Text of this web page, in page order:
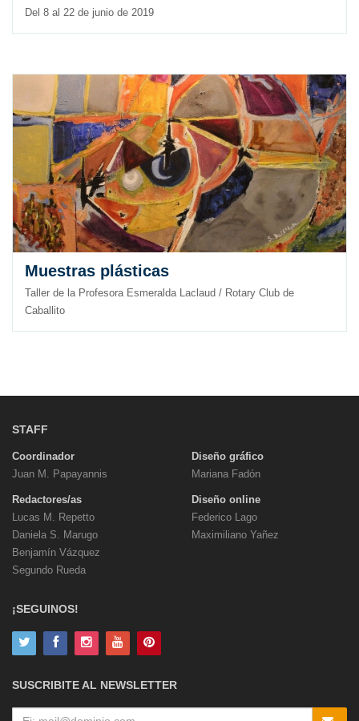
Del 8 al 22 de junio de 2019
Muestras plásticas
Taller de la Profesora Esmeralda Laclaud / Rotary Club de
Caballito
STAFF
Coordinador
Juan M. Papayannis
Redactores/as
Lucas M. Repetto
Daniela S. Marugo
Benjamín Vázquez
Segundo Rueda
Diseño gráfico
Mariana Fadón
Diseño online
Federico Lago
Maximiliano Yañez
¡SEGUINOS!
SUSCRIBITE AL NEWSLETTER